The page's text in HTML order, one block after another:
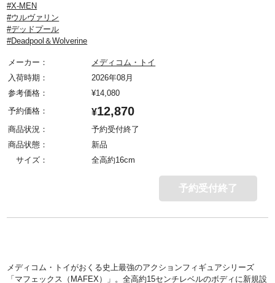
#X-MEN
#ウルヴァリン
#デッドプール
#Deadpool＆Wolverine
メーカー：
メディコム・トイ
入荷時期：
2026年08月
参考価格：
¥14,080
予約価格：
¥12,870
商品状況：
予約受付終了
商品状態：
新品
サイズ：
全高約16cm
予約受付終了
メディコム・トイがおくる史上最強のアクションフィギュアシリーズ
「マフェックス（MAFEX）」。全高約15センチレベルのボディに新規設